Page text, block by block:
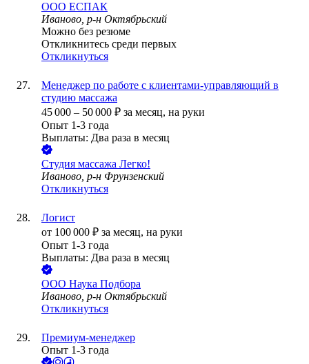
ООО ЕСПАК
Иваново, р-н Октябрьский
Можно без резюме
Откликнитесь среди первых
Откликнуться
Менеджер по работе с клиентами-управляющий в
студию массажа
45 000 – 50 000 ₽ за месяц, на руки
Опыт 1-3 года
Выплаты: Два раза в месяц
Студия массажа Легко!
Иваново, р-н Фрунзенский
Откликнуться
Логист
от 100 000 ₽ за месяц, на руки
Опыт 1-3 года
Выплаты: Два раза в месяц
ООО Наука Подбора
Иваново, р-н Октябрьский
Откликнуться
Премиум-менеджер
Опыт 1-3 года